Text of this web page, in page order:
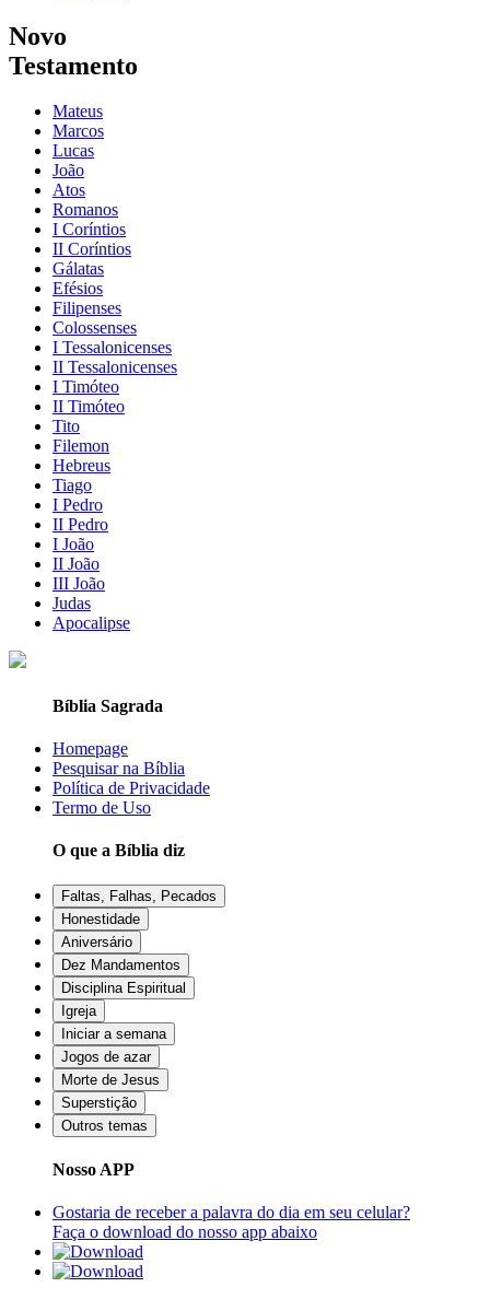
Novo
Testamento
Mateus
Marcos
Lucas
João
Atos
Romanos
I Coríntios
II Coríntios
Gálatas
Efésios
Filipenses
Colossenses
I Tessalonicenses
II Tessalonicenses
I Timóteo
II Timóteo
Tito
Filemon
Hebreus
Tiago
I Pedro
II Pedro
I João
II João
III João
Judas
Apocalipse
Bíblia Sagrada
Homepage
Pesquisar na Bíblia
Política de Privacidade
Termo de Uso
O que a Bíblia diz
Faltas, Falhas, Pecados
Honestidade
Aniversário
Dez Mandamentos
Disciplina Espiritual
Igreja
Iniciar a semana
Jogos de azar
Morte de Jesus
Superstição
Outros temas
Nosso APP
Gostaria de receber a palavra do dia em seu celular?
Faça o download do nosso app abaixo